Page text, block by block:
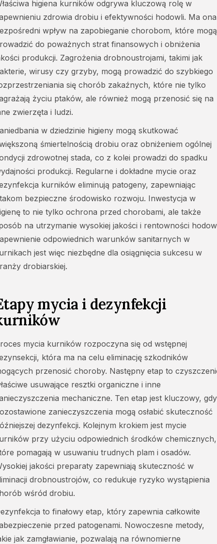
higiena kurników odgrywa kluczową rolę w
zdrowia drobiu i efektywności hodowli. Ma ona
wpływ na zapobieganie chorobom, które mogą
do poważnych strat finansowych i obniżenia
produkcji. Zagrożenia drobnoustrojami, takimi jak
wirusy czy grzyby, mogą prowadzić do szybkiego
się chorób zakaźnych, które nie tylko
życiu ptaków, ale również mogą przenosić się na
zwierzęta i ludzi.
w dziedzinie higieny mogą skutkować
śmiertelnością drobiu oraz obniżeniem ogólnej
zdrowotnej stada, co z kolei prowadzi do spadku
produkcji. Regularne i dokładne mycie oraz
kurników eliminują patogeny, zapewniając
bezpieczne środowisko rozwoju. Inwestycja w
to nie tylko ochrona przed chorobami, ale także
na utrzymanie wysokiej jakości i rentowności
odpowiednich warunków sanitarnych w
jest więc niezbędne dla osiągnięcia sukcesu w
drobiarskiej.
mycia i dezynfekcji
mycia kurników rozpoczyna się od wstępnej
która ma na celu eliminację szkodników
przenosić choroby. Następny etap to
usuwające resztki organiczne i inne
mechaniczne. Ten etap jest kluczowy,
zanieczyszczenia mogą osłabić skuteczność
dezynfekcji. Kolejnym krokiem jest mycie
przy użyciu odpowiednich środków chemicznych,
pomagają w usuwaniu trudnych plam i osadów.
jakości preparaty zapewniają skuteczność w
drobnoustrojów, co redukuje ryzyko wystąpienia
wśród drobiu.
to finałowy etap, który zapewnia całkowite
przed patogenami. Nowoczesne metody,
jak zamgławianie, pozwalają na równomierne